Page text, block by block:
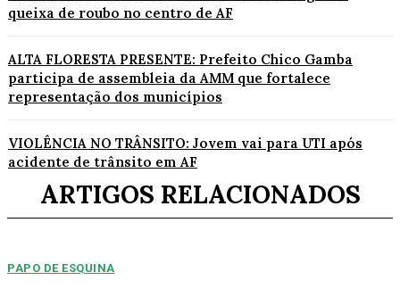
queixa de roubo no centro de AF
ALTA FLORESTA PRESENTE: Prefeito Chico Gamba
participa de assembleia da AMM que fortalece
representação dos municípios
VIOLÊNCIA NO TRÂNSITO: Jovem vai para UTI após
acidente de trânsito em AF
ARTIGOS RELACIONADOS
PAPO DE ESQUINA